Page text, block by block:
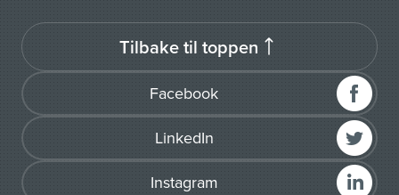
Facebook
LinkedIn
Instagram
Tilbake til toppen